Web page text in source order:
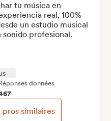
tu música en
real, 100%
un estudio musical
sonido profesional.
données
similaires